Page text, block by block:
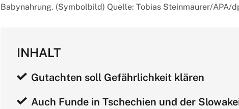
Babynahrung. (Symbolbild) Quelle: Tobias Steinmaurer/APA/
INHALT
Gutachten soll Gefährlichkeit klären
Auch Funde in Tschechien und der